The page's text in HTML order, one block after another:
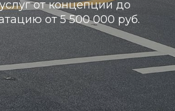
от концепции до
от 5 500 000 руб.